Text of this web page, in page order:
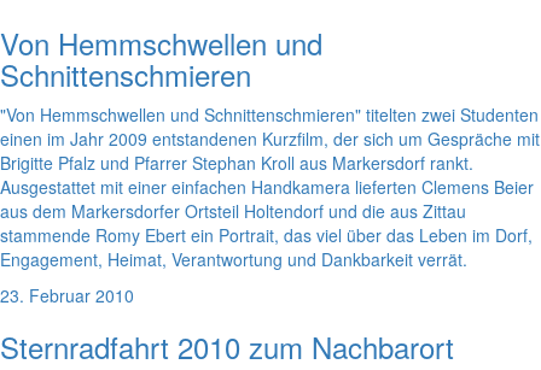
Von Hemmschwellen und
Schnittenschmieren
"Von Hemmschwellen und Schnittenschmieren" titelten zwei Studenten
einen im Jahr 2009 entstandenen Kurzfilm, der sich um Gespräche mit
Brigitte Pfalz und Pfarrer Stephan Kroll aus Markersdorf rankt.
Ausgestattet mit einer einfachen Handkamera lieferten Clemens Beier
aus dem Markersdorfer Ortsteil Holtendorf und die aus Zittau
stammende Romy Ebert ein Portrait, das viel über das Leben im Dorf,
Engagement, Heimat, Verantwortung und Dankbarkeit verrät.
23. Februar 2010
Sternradfahrt 2010 zum Nachbarort